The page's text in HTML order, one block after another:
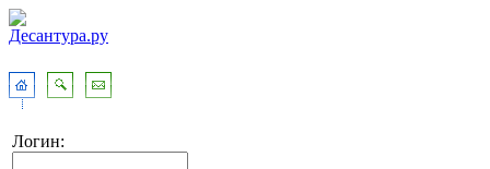
Логин: